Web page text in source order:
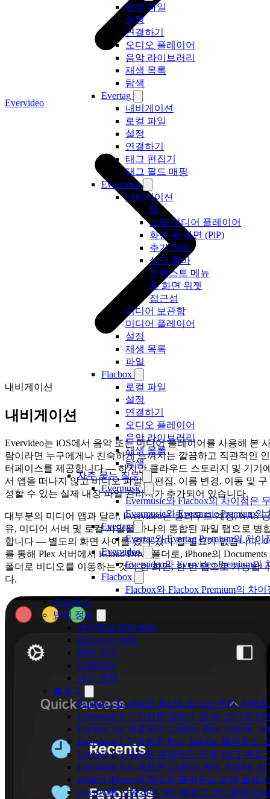
로컬 파일
설정
연결하기
오디오 플레이어
음악 라이브러리
재생 목록
탐색
Evertag
내비게이션
로컬 파일
설정
연결하기
태그 편집기
태그 필드 매핑
Evervideo
내비게이션
탭
소형 미디어 플레이어
화면 속 화면 (PiP)
추가 작업
상단 툴바
컨텍스트 메뉴
홈 화면 위젯
접근성
미디어 보관함
미디어 플레이어
설정
재생 목록
파일
Flacbox
로컬 파일
설정
연결하기
오디오 플레이어
음악 라이브러리
재생 목록
탐색
자주 묻는 질문
Evermusic
Evermusic와 Flacbox의 차이점은
Evermusic와 Evermusic Premium의
Evertag
Evertag와 Evertag Premium의 차
Evervideo
Evervideo와 Evervideo Premium의
Flacbox
Flacbox와 Flacbox Premium의 차
문의하기
법적 정보
개인정보 처리방침
라이선스 계약
법적 고지
이용약관
쿠키 정책
블로그
Flacbox 7.6: 새로운 BASS 오디오 엔진, 이펙
Evermusic 8.7: 진정한 갭리스 재생, 오디오
Flacbox 7.4: 새로워진 CarPlay, Plex, Jellyfin,
Evervideo 1.7: 새로운 Plex, Jellyfin, 클라우드
Evertag 4.2: 새로운 클라우드 연결, 태그 편집
Evermusic 8.6: 새로운 CarPlay, Plex, Jellyfin,
2026년 iPhone용 최고의 클라우드 음악 플레
OpenAI를 사용하여 Wix 블로그 게시물을
Evervideo
내비게이션
내비게이션
Evervideo는 iOS에서 음악 또는 미디어 플레이어를 사용해 본
람이라면 누구에게나 친숙하게 느껴지는 깔끔하고 직관적인 인
터페이스를 제공합니다 — 하지만 클라우드 스토리지 및 기기
서 앱을 떠나지 않고 비디오 파일을 편집, 이름 변경, 이동 및 구
성할 수 있는 실제 내장 파일 관리자가 추가되어 있습니다.
대부분의 미디어 앱과 달리, Evervideo는 클라우드 계정, NAS
유, 미디어 서버 및 로컬 파일을 하나의 통합된 파일 탭으로 병
합니다 — 별도의 화면 사이를 왔다 갔다 할 필요가 없습니다.
를 통해 Plex 서버에서 iCloud Drive 폴더로, iPhone의 Documents
폴더로 비디오를 이동하는 것이 한 화면, 한 번 탭으로 가능합니
다.